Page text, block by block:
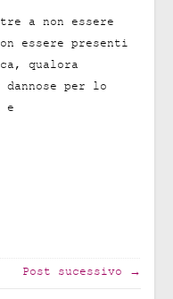
a non essere
essere presenti
qualora
dannose per lo
e
Post sucessivo →